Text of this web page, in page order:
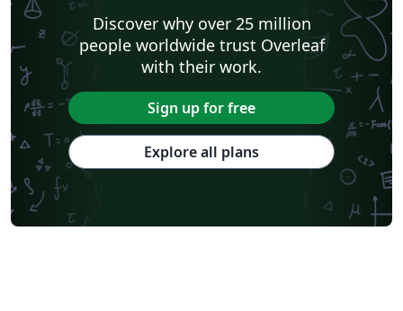
Discover why over 25 million
people worldwide trust Overleaf
with their work.
Sign up for free
Explore all plans